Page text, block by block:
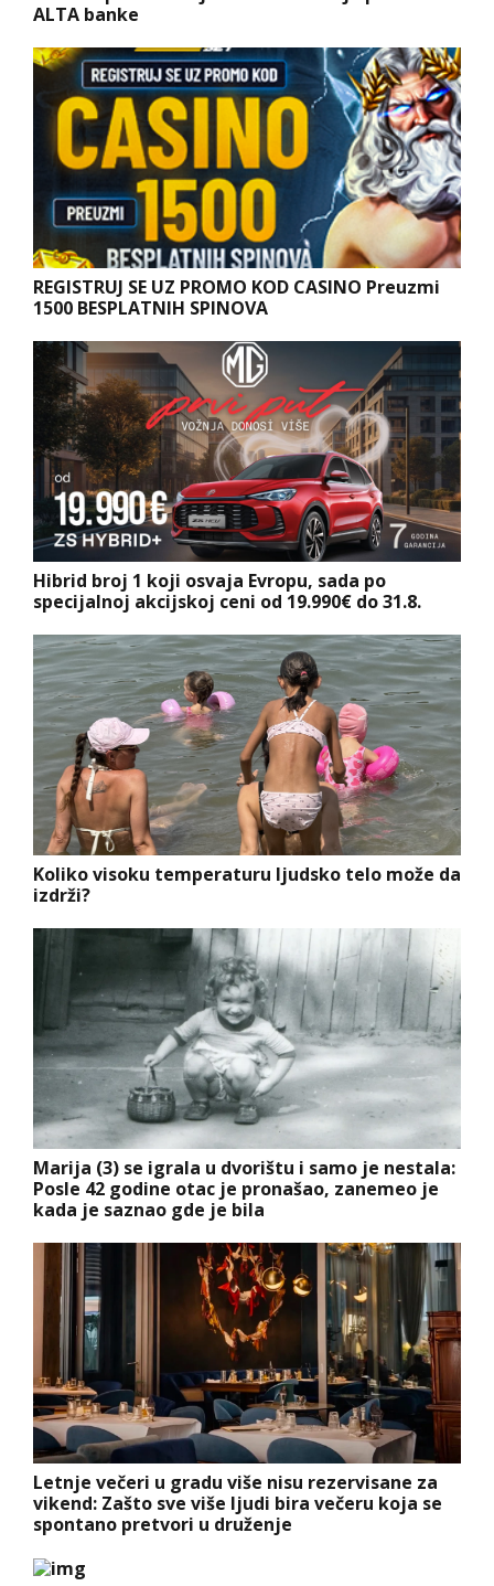
ALTA banke
REGISTRUJ SE UZ PROMO KOD CASINO Preuzmi
1500 BESPLATNIH SPINOVA
Hibrid broj 1 koji osvaja Evropu, sada po
specijalnoj akcijskoj ceni od 19.990€ do 31.8.
Koliko visoku temperaturu ljudsko telo može da
izdrži?
Marija (3) se igrala u dvorištu i samo je nestala:
Posle 42 godine otac je pronašao, zanemeo je
kada je saznao gde je bila
Letnje večeri u gradu više nisu rezervisane za
vikend: Zašto sve više ljudi bira večeru koja se
spontano pretvori u druženje